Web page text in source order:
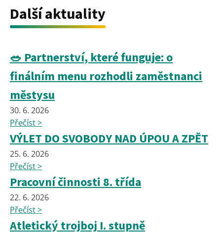
Další aktuality
🥗 Partnerství, které funguje: o
finálním menu rozhodli zaměstnanci
městysu
30. 6. 2026
Přečíst >
VÝLET DO SVOBODY NAD ÚPOU A ZPĚT
25. 6. 2026
Přečíst >
Pracovní činnosti 8. třída
22. 6. 2026
Přečíst >
Atletický trojboj I. stupně